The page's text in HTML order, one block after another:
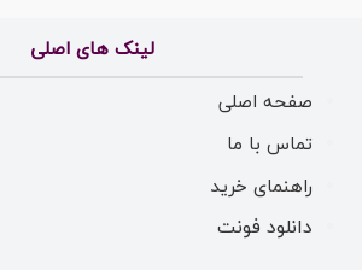
لینک های اصلی
صفحه اصلی
تماس با ما
راهنمای خرید
دانلود فونت